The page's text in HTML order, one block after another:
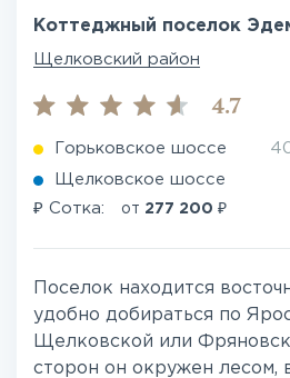
Коттеджный поселок
Щелковский район
4.7
Горьковское шоссе
Щелковское шоссе
₽ Сотка: от 277 200 ₽
Поселок находится
удобно добираться по
Щелковской или
сторон он окружен лесом,